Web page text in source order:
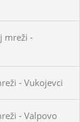
mreži -
- Vukojevci
- Valpovo